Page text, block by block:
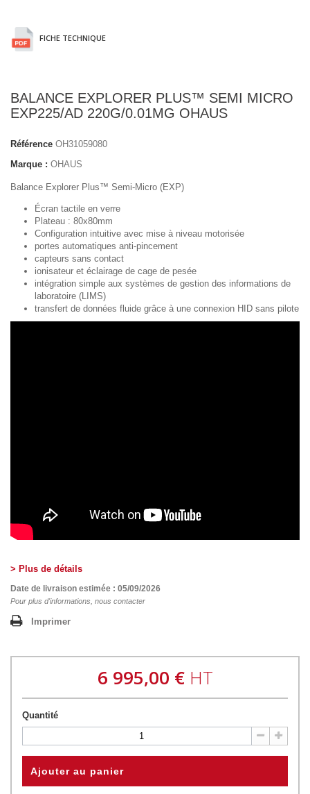
FICHE TECHNIQUE
BALANCE EXPLORER PLUS™ SEMI MICRO
EXP225/AD 220G/0.01MG OHAUS
Référence OH31059080
Marque : OHAUS
Balance Explorer Plus™ Semi-Micro (EXP)
Écran tactile en verre
Plateau : 80x80mm
Configuration intuitive avec mise à niveau motorisée
portes automatiques anti-pincement
capteurs sans contact
ionisateur et éclairage de cage de pesée
intégration simple aux systèmes de gestion des informations de
laboratoire (LIMS)
transfert de données fluide grâce à une connexion HID sans pilote
> Plus de détails
Date de livraison estimée : 05/09/2026
Pour plus d'informations, nous contacter
Imprimer
6 995,00 €HT
Quantité
Ajouter au panier